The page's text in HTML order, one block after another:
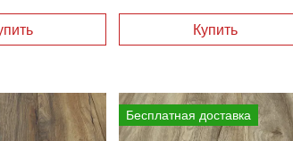
Бесплатная доставка